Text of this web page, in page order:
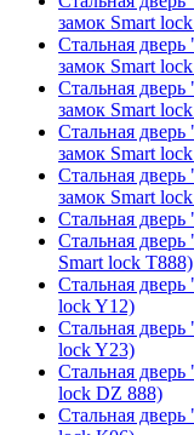
замок Smart
Стальная
замок Smart
Стальная
замок Smart
Стальная
замок Smart
Стальная
замок Smart
Стальная дверь
Стальная дверь
Smart lock T888)
Стальная
lock Y12)
Стальная
lock Y23)
Стальная
lock DZ 888)
Стальная